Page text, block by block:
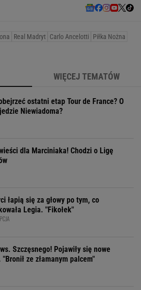
Real Madryt Carlo Ancelotti
Piłka Nożna
WIĘCEJ TEMATÓW
ostatni etap Tour de France? O
Niewiadoma?
dla Marciniaka! Chodzi o Ligę
łapią się za głowy po tym, co
Legia. "Fikołek"
Szczęsnego! Pojawiły się nowe
ze złamanym palcem"